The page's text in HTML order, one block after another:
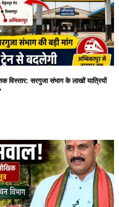
विस्तार: सरगुजा संभाग के लाखों यात्रियों